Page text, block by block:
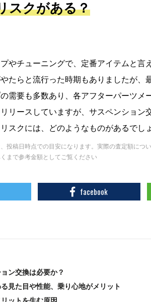
スクがある？
やチューニングで、定番アイテムと言
たらと流行った時期もありましたが、
需要も多数あり、各アフターパーツメ
リースしていますが、サスペンション
スクには、どのようなものがあるでし
投稿日時点での目安になります。実際の査定額につ
まで参考金額としてご覧ください
facebook
ン交換は必要か？
見た目や性能、乗り心地がメリット